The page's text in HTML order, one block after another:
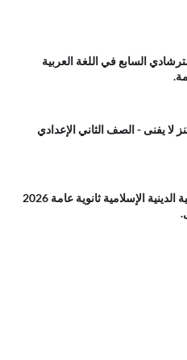
السابع في اللغة العربية
يفنى - الصف الثاني الإعدادي
إجابة امتحان التربية الدينية الإسلامية ثانوية عامة 2026